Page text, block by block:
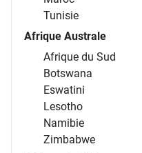
Tunisie
Afrique Australe
Afrique du Sud
Botswana
Eswatini
Lesotho
Namibie
Zimbabwe